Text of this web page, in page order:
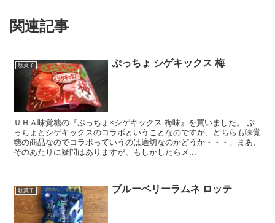
関連記事
駄菓子 ぷっちょ シゲキックス 梅
ＵＨＡ味覚糖の『ぷっちょ×シゲキックス 梅味』を買いました。 ぷ
っちょとシゲキックスのコラボということなのですが、どちらも味覚
糖の商品なのでコラボっていうのは適切なのかどうか・・・。まあ、
そのあたりに疑問はありますが、もしかしたらメ...
駄菓子 ブルーベリーラムネ ロッテ